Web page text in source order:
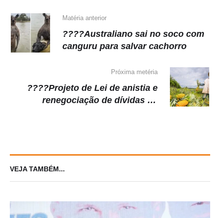
k
Matéria anterior
????Australiano sai no soco com
canguru para salvar cachorro
Próxima metéria
????Projeto de Lei de anistia e
renegociação de dívidas de
VEJA TAMBÉM...